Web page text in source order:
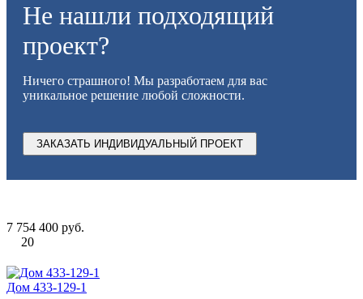
Не нашли подходящий
проект?
Ничего страшного! Мы разработаем для вас
уникальное решение любой сложности.
ЗАКАЗАТЬ ИНДИВИДУАЛЬНЫЙ ПРОЕКТ
7 754 400 руб.
20
Дом 433-129-1